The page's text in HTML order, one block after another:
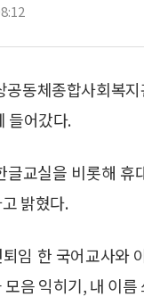
공동체종합사회복
들어갔다.
글교실을 비롯해
밝혔다.
임 한 국어교사와
음 익히기, 내 이